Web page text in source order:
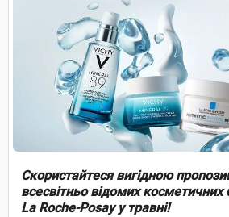
Скористайтеся вигідною
всесвітньо відомих косметичних
La Roche-Posay у травні!